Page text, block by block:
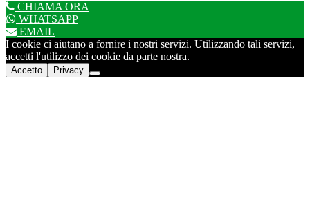
CHIAMA ORA
WHATSAPP
EMAIL
I cookie ci aiutano a fornire i nostri servizi. Utilizzando tali servizi,
accetti l'utilizzo dei cookie da parte nostra.
Accetto Privacy